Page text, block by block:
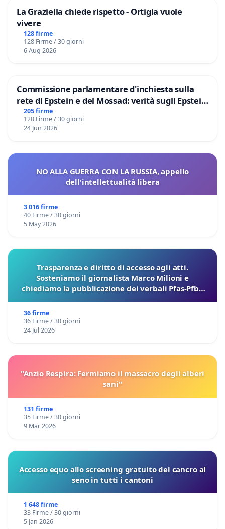
La Graziella chiede rispetto - Ortigia vuole
vivere
128 firme
128 Firme / 30 giorni
6 Aug 2026
Commissione parlamentare d'inchiesta sulla
rete di Epstein e del Mossad: verità sugli Epstein
Files
205 firme
120 Firme / 30 giorni
24 Jun 2026
NO ALLA GUERRA CON LA RUSSIA, appello
dell'intellettualità libera
3 016 firme
40 Firme / 30 giorni
5 May 2026
Trasparenza e diritto di accesso agli atti.
Sosteniamo il giornalista Marco Milioni e
chiediamo la pubblicazione dei verbali Pfas-Pfba
36 firme
36 Firme / 30 giorni
24 Jul 2026
"Anzio Respira: Fermiamo il massacro degli alberi
sani"
131 firme
35 Firme / 30 giorni
9 Mar 2026
Accesso equo allo screening gratuito del cancro al
seno in tutti i cantoni
1 648 firme
33 Firme / 30 giorni
5 Jan 2026